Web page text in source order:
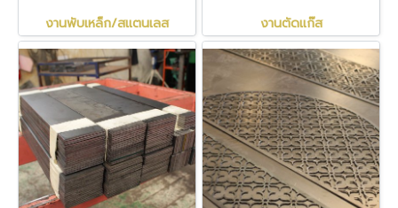
งานพับเหล็ก/สแตนเลส งานตัดแก๊ส